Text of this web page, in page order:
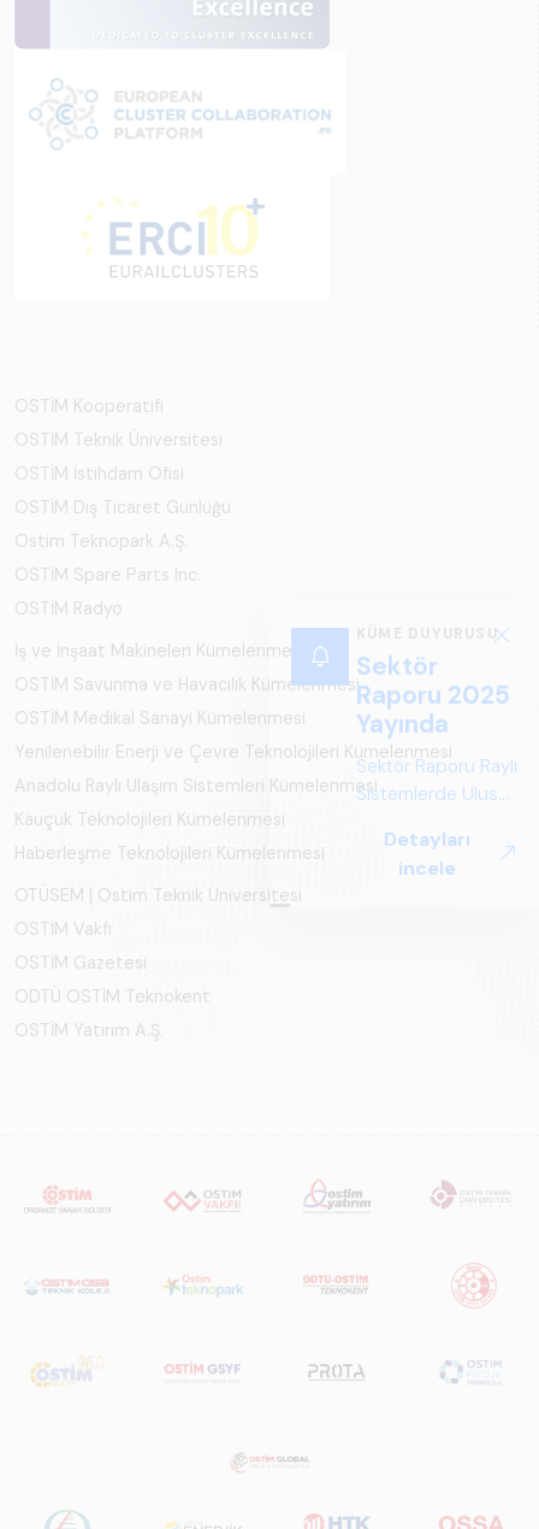
KÜME DUYURUSU
Sektör
Raporu 2025
Yayında
Sektör Raporu Raylı
Sistemlerde Ulusal
Perspektif ARUS
tarafından
ekosistem yapısı
ve gelecek
açısından kapsamlı
biçimde ele alan
Detayları
incele
OSTİM Kooperatifi
OSTİM Teknik Üniversitesi
OSTİM İstihdam Ofisi
OSTİM Dış Ticaret Günlüğü
Ostim Teknopark A.Ş.
OSTİM Spare Parts Inc.
OSTİM Radyo
İş ve İnşaat Makineleri Kümelenmesi
OSTİM Savunma ve Havacılık Kümelenmesi
OSTİM Medikal Sanayi Kümelenmesi
Yenilenebilir Enerji ve Çevre Teknolojileri Kümelenmesi
Anadolu Raylı Ulaşım Sistemleri Kümelenmesi
Kauçuk Teknolojileri Kümelenmesi
Haberleşme Teknolojileri Kümelenmesi
OTÜSEM | Ostim Teknik Üniversitesi
OSTİM Vakfı
OSTİM Gazetesi
ODTÜ OSTİM Teknokent
OSTİM Yatırım A.Ş.